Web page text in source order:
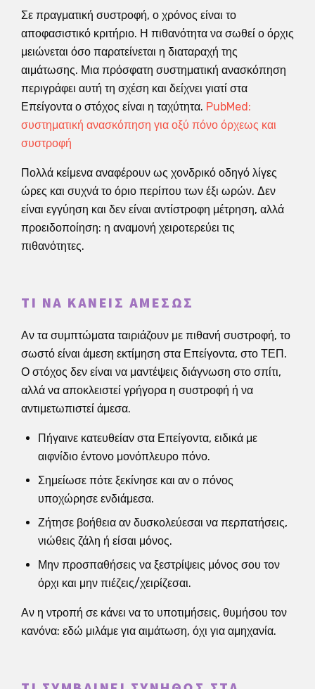
Σε πραγματική συστροφή, ο χρόνος είναι το
αποφασιστικό κριτήριο. Η πιθανότητα να σωθεί ο όρχις
μειώνεται όσο παρατείνεται η διαταραχή της
αιμάτωσης. Μια πρόσφατη συστηματική ανασκόπηση
περιγράφει αυτή τη σχέση και δείχνει γιατί στα
Επείγοντα ο στόχος είναι η ταχύτητα. PubMed:
συστηματική ανασκόπηση για οξύ πόνο όρχεως και
συστροφή
Πολλά κείμενα αναφέρουν ως χονδρικό οδηγό λίγες
ώρες και συχνά το όριο περίπου των έξι ωρών. Δεν
είναι εγγύηση και δεν είναι αντίστροφη μέτρηση, αλλά
προειδοποίηση: η αναμονή χειροτερεύει τις
πιθανότητες.
ΤΙ ΝΑ ΚΆΝΕΙΣ ΑΜΈΣΩΣ
Αν τα συμπτώματα ταιριάζουν με πιθανή συστροφή, το
σωστό είναι άμεση εκτίμηση στα Επείγοντα, στο ΤΕΠ.
Ο στόχος δεν είναι να μαντέψεις διάγνωση στο σπίτι,
αλλά να αποκλειστεί γρήγορα η συστροφή ή να
αντιμετωπιστεί άμεσα.
Πήγαινε κατευθείαν στα Επείγοντα, ειδικά με
αιφνίδιο έντονο μονόπλευρο πόνο.
Σημείωσε πότε ξεκίνησε και αν ο πόνος
υποχώρησε ενδιάμεσα.
Ζήτησε βοήθεια αν δυσκολεύεσαι να περπατήσεις,
νιώθεις ζάλη ή είσαι μόνος.
Μην προσπαθήσεις να ξεστρίψεις μόνος σου τον
όρχι και μην πιέζεις/χειρίζεσαι.
Αν η ντροπή σε κάνει να το υποτιμήσεις, θυμήσου τον
κανόνα: εδώ μιλάμε για αιμάτωση, όχι για αμηχανία.